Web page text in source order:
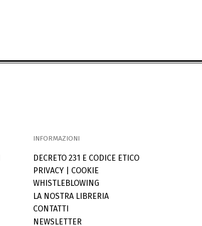
INFORMAZIONI
DECRETO 231 E CODICE ETICO
PRIVACY| COOKIE
WHISTLEBLOWING
LA NOSTRA LIBRERIA
CONTATTI
NEWSLETTER